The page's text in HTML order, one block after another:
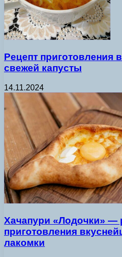
Рецепт приготовления
свежей капусты
14.11.2024
Хачапури «Лодочки» —
приготовления
лакомки